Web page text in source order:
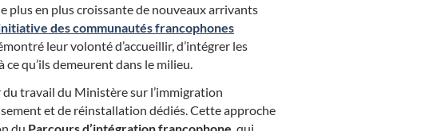
plus en plus croissante de nouveaux arrivants
des communautés francophones
leur volonté d’accueillir, d’intégrer les
qu’ils demeurent dans le milieu.
du travail du Ministère sur l’immigration
et de réinstallation dédiés. Cette approche
du Parcours d’intégration francophone , qui